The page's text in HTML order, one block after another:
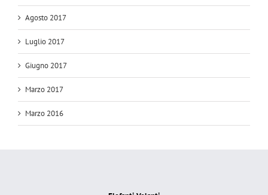
Agosto 2017
Luglio 2017
Giugno 2017
Marzo 2017
Marzo 2016